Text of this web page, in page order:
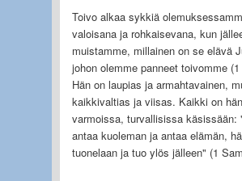
Toivo alkaa sykkiä
valoisana ja rohkaisevana, kun
muistamme, millainen on se elävä
johon olemme panneet toivomme
Hän on laupias ja armahtavainen,
kaikkivaltias ja viisas. Kaikki on
varmoissa, turvallisissa käsissään:
antaa kuoleman ja antaa elämän,
tuonelaan ja tuo ylös jälleen" (1